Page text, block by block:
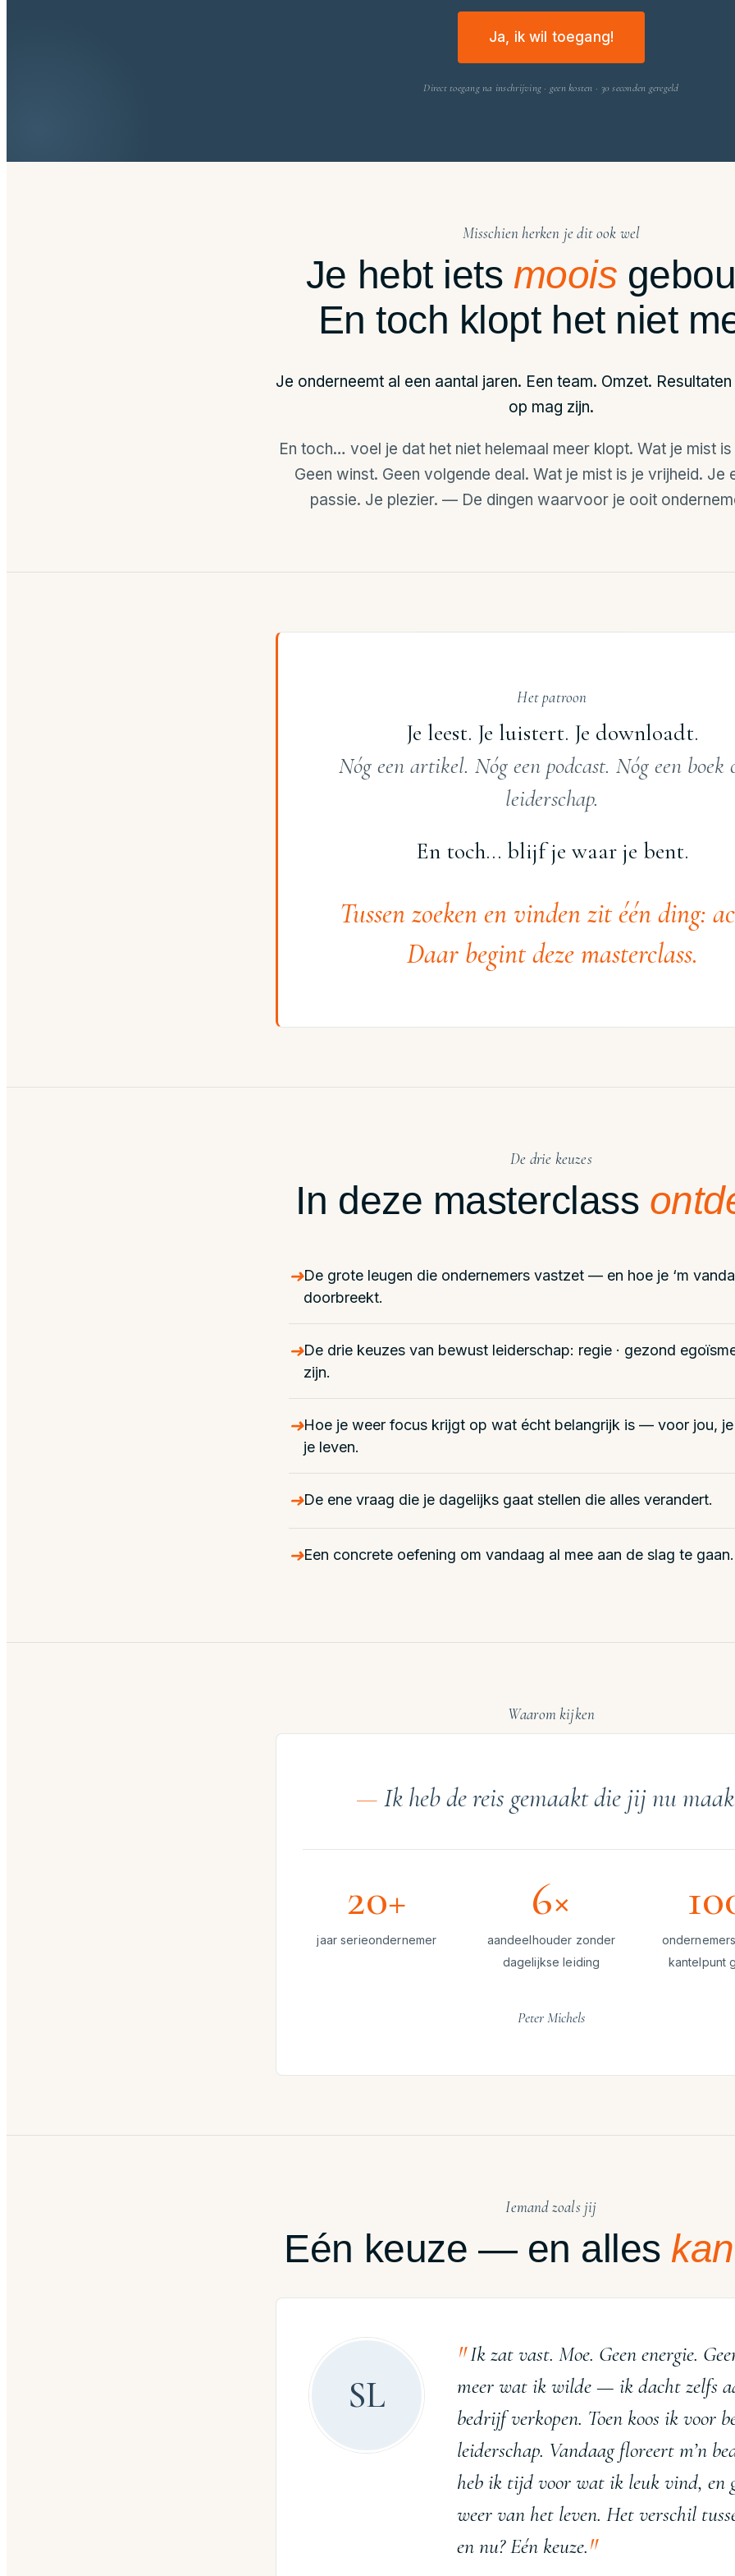
Ja, ik wil toegang!
Direct toegang na inschrijving · geen kosten · 30 seconden geregeld
Misschien herken je dit ook wel
Je hebt iets moois
En toch klopt het niet
Je onderneemt al een aantal jaren. Een team. Omzet.
op mag zijn.
En toch… voel je dat het niet helemaal meer klopt. Wat je mist
Geen winst. Geen volgende deal. Wat je mist is je vrijheid. Je
passie. Je plezier. — De dingen waarvoor je ooit
Het patroon
Je leest. Je luistert. Je downloadt.
Nóg een artikel. Nóg een podcast. Nóg een boek
leiderschap.
En toch… blijf je waar je bent.
Tussen zoeken en vinden zit één ding:
Daar begint deze masterclass.
De drie keuzes
In deze masterclass
➜De grote leugen die ondernemers vastzet — en hoe je ‘m
doorbreekt.
➜De drie keuzes van bewust leiderschap: regie · gezond
zijn.
➜Hoe je weer focus krijgt op wat écht belangrijk is — voor jou,
je leven.
➜De ene vraag die je dagelijks gaat stellen die alles verandert.
➜Een concrete oefening om vandaag al mee aan de slag te gaan.
Waarom kijken
Ik heb de reis gemaakt die jij nu
20+
jaar serieondernemer
6×
aandeelhouder zonder
dagelijkse leiding
kantelpunt
Peter Michels
Iemand zoals jij
Eén keuze — en alles
SL
Ik zat vast. Moe. Geen energie.
meer wat ik wilde — ik dacht zelfs
bedrijf verkopen. Toen koos ik voor
leiderschap. Vandaag floreert m’n
heb ik tijd voor wat ik leuk vind, en
weer van het leven. Het verschil
en nu? Eén keuze.